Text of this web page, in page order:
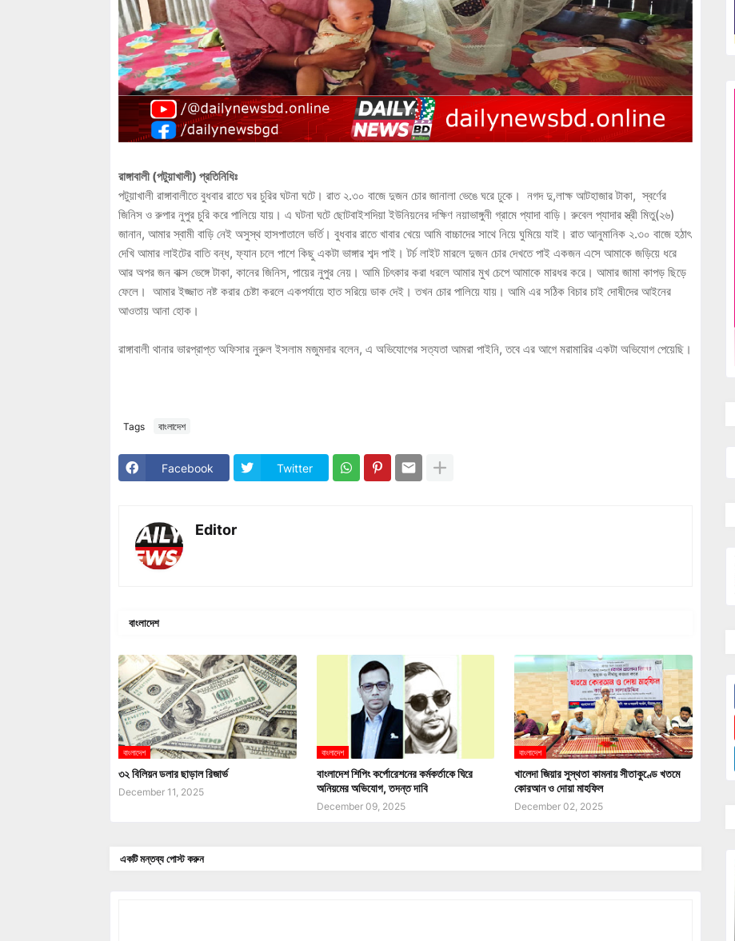
রাঙ্গাবালী (পটুয়াখালী) প্রতিনিধিঃ
পটুয়াখালী রাঙ্গাবালীতে বুধবার রাতে ঘর চুরির ঘটনা ঘটে। রাত ২.৩০ বাজে দুজন চোর জানালা ভেঙে ঘরে ঢুকে। নগদ দু,লাক্ষ আটহাজার টাকা, স্বর্ণের
জিনিস ও রুপার নুপুর চুরি করে পালিয়ে যায়। এ ঘটনা ঘটে ছোটবাইশদিয়া ইউনিয়নের দক্ষিণ নয়াভাঙ্গুনী গ্রামে প্যাদা বাড়ি। রুবেল প্যাদার স্ত্রী মিতু(২৬)
জানান, আমার স্বামী বাড়ি নেই অসুস্থ হাসপাতালে ভর্তি। বুধবার রাতে খাবার খেয়ে আমি বাচ্চাদের সাথে নিয়ে ঘুমিয়ে যাই। রাত আনুমানিক ২.৩০ বাজে হঠাৎ
দেখি আমার লাইটের বাতি বন্ধ, ফ্যান চলে পাশে কিছু একটা ভাঙ্গার শব্দ পাই। টর্চ লাইট মারলে দুজন চোর দেখতে পাই একজন এসে আমাকে জড়িয়ে ধরে
আর অপর জন বাক্স ভেঙ্গে টাকা, কানের জিনিস, পায়ের নুপুর নেয়। আমি চিৎকার করা ধরলে আমার মুখ চেপে আমাকে মারধর করে। আমার জামা কাপড় ছিড়ে
ফেলে। আমার ইজ্জাত নষ্ট করার চেষ্টা করলে একপর্যায়ে হাত সরিয়ে ডাক দেই। তখন চোর পালিয়ে যায়। আমি এর সঠিক বিচার চাই দোষীদের আইনের
আওতায় আনা হোক।
রাঙ্গাবালী থানার ভারপ্রাপ্ত অফিসার নুরুল ইসলাম মজুমদার বলেন, এ অভিযোগের সত্যতা আমরা পাইনি, তবে এর আগে মরামারির একটা অভিযোগ পেয়েছি।
Tags বাংলাদেশ
Facebook Twitter
Editor
বাংলাদেশ
বাংলাদেশ
৩২ বিলিয়ন ডলার ছাড়াল রিজার্ভ
December 11, 2025
বাংলাদেশ
বাংলাদেশ শিপিং কর্পোরেশনের কর্মকর্তাকে ঘিরে
অনিয়মের অভিযোগ, তদন্ত দাবি
December 09, 2025
বাংলাদেশ
খালেদা জিয়ার সুস্থতা কামনায় সীতাকুণ্ডে খতমে
কোরআন ও দোয়া মাহফিল
December 02, 2025
একটি মন্তব্য পোস্ট করুন